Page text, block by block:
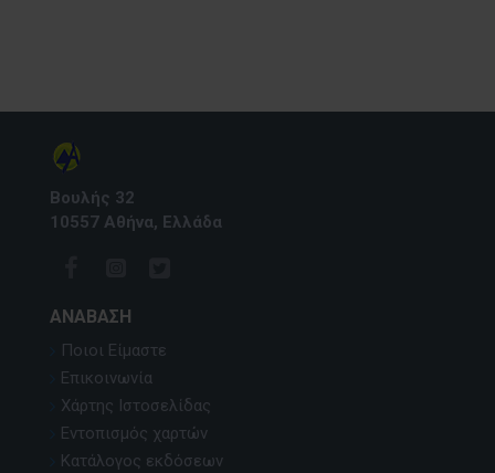
Βουλής 32
10557 Αθήνα, Ελλάδα
ΑΝΆΒΑΣΗ
Ποιοι Είμαστε
Επικοινωνία
Χάρτης Ιστοσελίδας
Εντοπισμός χαρτών
Κατάλογος εκδόσεων